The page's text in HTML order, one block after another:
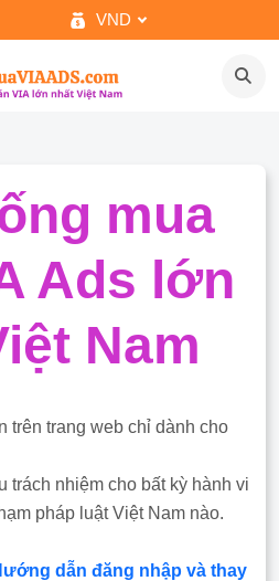
VND
mua
Ads lớn
Nam
trên trang web chỉ dành cho
trách nhiệm cho bất kỳ hành vi
pháp luật Việt Nam nào.
dẫn đăng nhập và thay